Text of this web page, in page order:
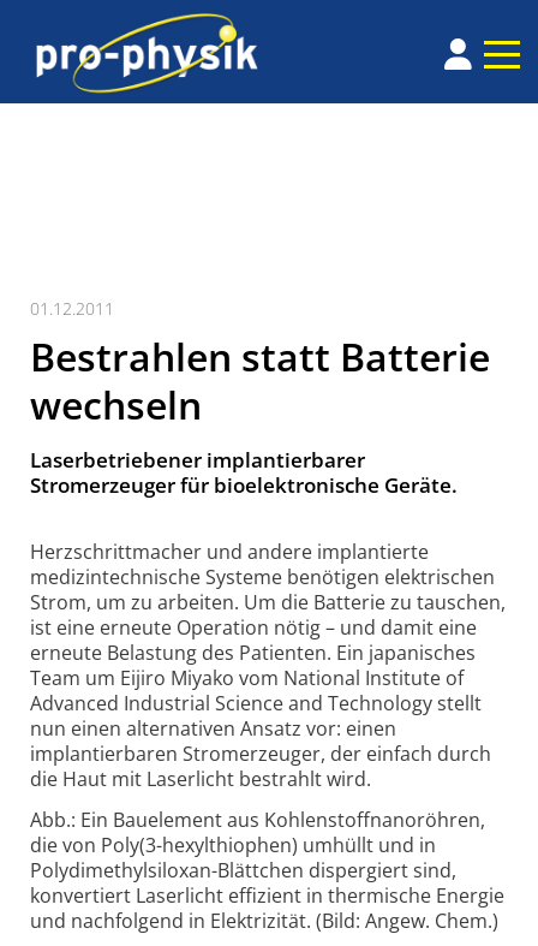
01.12.2011
Bestrahlen statt Batterie
wechseln
Laserbetriebener implantierbarer
Stromerzeuger für bioelektronische Geräte.
Herzschrittmacher und andere implantierte
medizintechnische Systeme benötigen elektrischen
Strom, um zu arbeiten. Um die Batterie zu tauschen,
ist eine erneute Operation nötig – und damit eine
erneute Belastung des Patienten. Ein japanisches
Team um Eijiro Miyako vom National Institute of
Advanced Industrial Science and Technology stellt
nun einen alternativen Ansatz vor: einen
implantierbaren Stromerzeuger, der einfach durch
die Haut mit Laserlicht bestrahlt wird.
Abb.: Ein Bauelement aus Kohlenstoffnanoröhren,
die von Poly(3-hexylthiophen) umhüllt und in
Polydimethylsiloxan-Blättchen dispergiert sind,
konvertiert Laserlicht effizient in thermische Energie
und nachfolgend in Elektrizität. (Bild: Angew. Chem.)